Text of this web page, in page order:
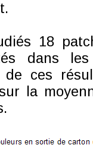
18
dans
de ces
la